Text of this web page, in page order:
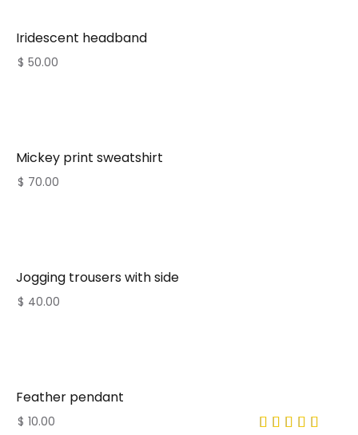
Iridescent headband
$ 50.00
Mickey print sweatshirt
$ 70.00
Jogging trousers with side
$ 40.00
Feather pendant
$ 10.00